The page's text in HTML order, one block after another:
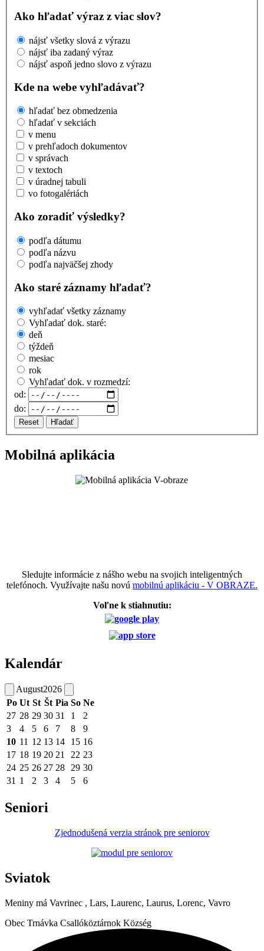
Ako hľadať výraz z viac slov?
nájsť všetky slová z výrazu
nájsť iba zadaný výraz
nájsť aspoň jedno slovo z výrazu
Kde na webe vyhľadávať?
hľadať bez obmedzenia
hľadať v sekciách
v menu
v prehľadoch dokumentov
v správach
v textoch
v úradnej tabuli
vo fotogalériách
Ako zoradiť výsledky?
podľa dátumu
podľa názvu
podľa najväčšej zhody
Ako staré záznamy hľadať?
vyhľadať všetky záznamy
Vyhľadať dok. staré:
deň
týždeň
mesiac
rok
Vyhľadať dok. v rozmedzí:
od:
do:
Reset Hľadať
Mobilná aplikácia
Sledujte informácie z nášho webu na svojich inteligentných
telefónoch. Využívajte našu novú mobilnú aplikáciu - V OBRAZE.
Voľne k stiahnutiu:
Kalendár
August2026
Po Ut St Št Pia So Ne
27 28 29 30 31 1
2
3
4 5 6 7 8
9
10 11 12 13 14 15 16
17 18 19 20 21 22 23
24 25 26 27 28 29 30
31 1 2 3 4 5 6
Seniori
Zjednodušená verzia stránok pre seniorov
Sviatok
Meniny má Vavrinec , Lars, Laurenc, Laurus, Lorenc, Vavro
Obec Trnávka Csallóköztárnok Község